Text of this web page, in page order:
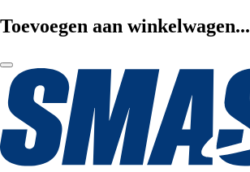
Toevoegen aan winkelwagen...